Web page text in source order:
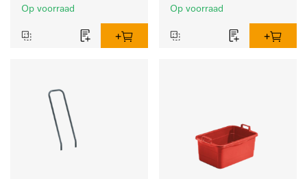
Op voorraad
en droogkast.
Op voorraad